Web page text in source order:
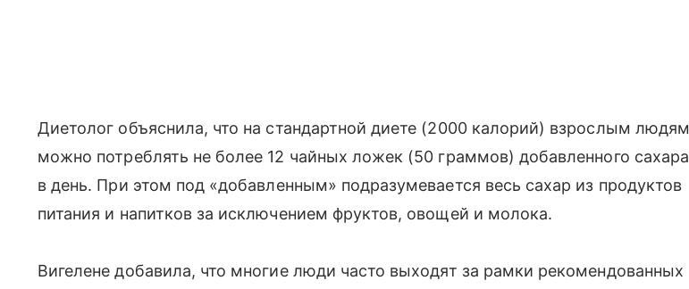
Диетолог объяснила, что на стандартной диете (2000 калорий) взрослым людям
можно потреблять не более 12 чайных ложек (50 граммов) добавленного сахара
в день. При этом под «добавленным» подразумевается весь сахар из продуктов
питания и напитков за исключением фруктов, овощей и молока.
Вигелене добавила, что многие люди часто выходят за рамки рекомендованных